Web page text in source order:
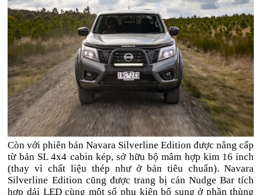
Còn với phiên bản Navara Silverline Edition được nâng cấp
từ bản SL 4x4 cabin kép, sở hữu bộ mâm hợp kim 16 inch
(thay vì chất liệu thép như ở bản tiêu chuẩn). Navara
Silverline Edition cũng được trang bị cản Nudge Bar tích
hợp dải LED cùng một số phụ kiện bổ sung ở phần thùng